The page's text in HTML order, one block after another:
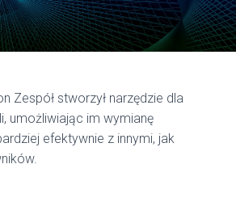
N
A
W
Zespół stworzył narzędzie dla
umożliwiając im wymianę
efektywnie z innymi, jak